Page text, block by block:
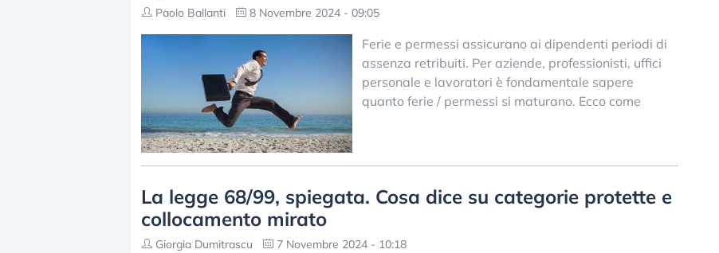
Paolo Ballanti 8 Novembre 2024 - 09:05
Ferie e permessi assicurano ai dipendenti periodi di
assenza retribuiti. Per aziende, professionisti, uffici
personale e lavoratori è fondamentale sapere
quanto ferie / permessi si maturano. Ecco come
La legge 68/99, spiegata. Cosa dice su categorie protette e
collocamento mirato
Giorgia Dumitrascu 7 Novembre 2024 - 10:18